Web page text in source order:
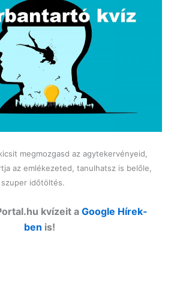
megmozgasd az agytekervényeid,
az emlékezeted, tanulhatsz is belőle,
időtöltés.
kvízeit a Google Hírek-
ben is!